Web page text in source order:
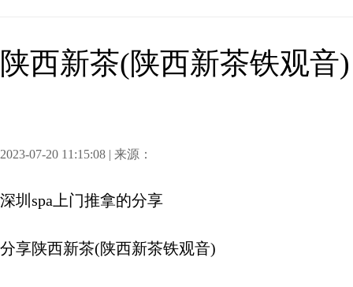
陕西新茶(陕西新茶铁观
2023-07-20 11:15:08 | 来源：
深圳spa上门推拿的分享
分享陕西新茶(陕西新茶铁观音)